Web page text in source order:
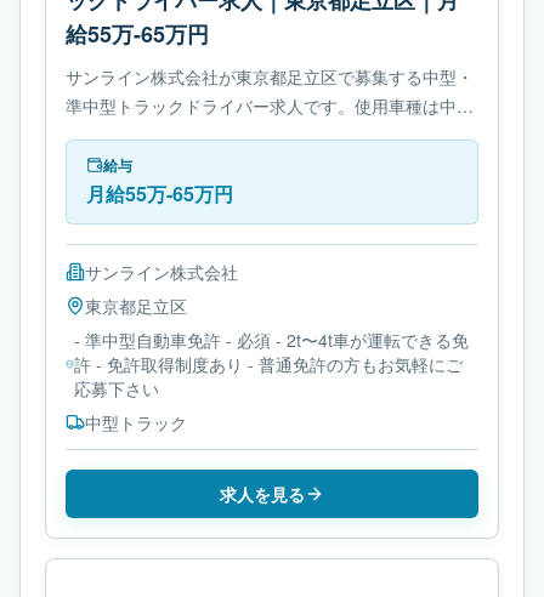
給55万-65万円
サンライン株式会社が東京都足立区で募集する中型・
準中型トラックドライバー求人です。使用車種は中型
トラックです。勤務時間は- 変形労働時間制です。必
要免許は- 準中型自動車免許です。
給与
月給55万-65万円
サンライン株式会社
東京都足立区
- 準中型自動車免許 - 必須 - 2t〜4t車が運転できる免
許 - 免許取得制度あり - 普通免許の方もお気軽にご
応募下さい
中型トラック
求人を見る